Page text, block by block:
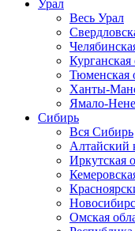
Урал
Весь Урал
Курганская
Тюменская
Ханты-
Ямало-
Сибирь
Вся Сибирь
Алтайский
Иркутская
Омская